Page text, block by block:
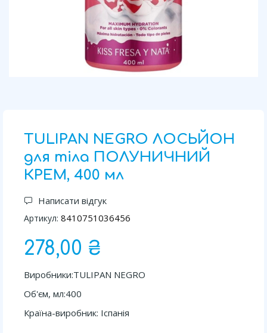
TULIPAN NEGRO ЛОСЬЙОН
для тіла ПОЛУНИЧНИЙ
КРЕМ, 400 мл
Написати відгук
Артикул: 8410751036456
278,00 ₴
Виробники:TULIPAN NEGRO
Об'єм, мл:400
Країна-виробник: Іспанія